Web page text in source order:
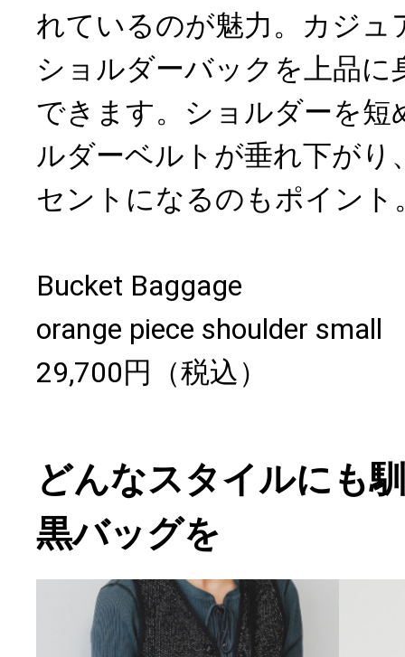
れているのが魅力。カジュ
ショルダーバックを上品に
できます。ショルダーを短
ルダーベルトが垂れ下がり
セントになるのもポイント
Bucket Baggage
orange piece shoulder small
29,700円（税込）
どんなスタイルにも
黒バッグを